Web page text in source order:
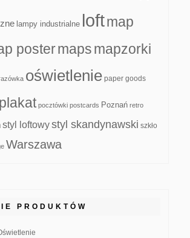
lampy industrialne loftmap
postermapsmapzorki
oświetlenie paper goods
plakat pocztówki postcards Poznań retro
styl loftowystyl skandynawski szkło
Warszawa
PRODUKTÓW